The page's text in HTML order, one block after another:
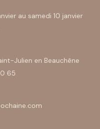
au samedi 10 janvier
Julien en Beauchêne
65